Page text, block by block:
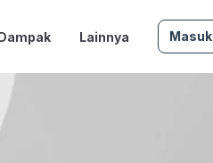
Lainnya Masuk